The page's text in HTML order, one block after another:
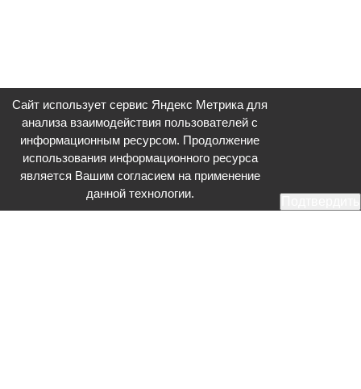
Сайт использует сервис Яндекс Метрика для
анализа взаимодействия пользователей с
информационным ресурсом. Продолжение
использования информационного ресурса
является Вашим согласием на применение
данной технологии.